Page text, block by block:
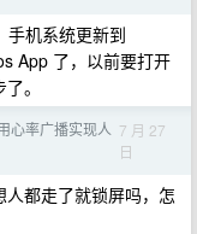
手机系统更新到
App 了，以前要打开
。
率广播实现人 7 月 27
日
都走了就锁屏吗，怎